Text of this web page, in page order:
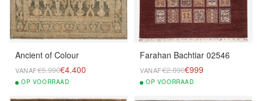
Ancient of Colour
VANAF€5.990€4.400
OP VOORRAAD
Farahan Bachtiar 02546
VANAF€2.890€999
OP VOORRAAD